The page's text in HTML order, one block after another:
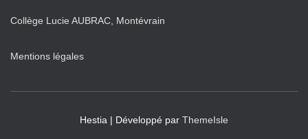
Collège Lucie AUBRAC, Montévrain
Mentions légales
Hestia | Développé par ThemeIsle